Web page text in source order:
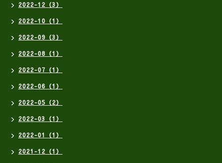
2022-12（3）
2022-10（1）
2022-09（3）
2022-08（1）
2022-07（1）
2022-06（1）
2022-05（2）
2022-03（1）
2022-01（1）
2021-12（1）